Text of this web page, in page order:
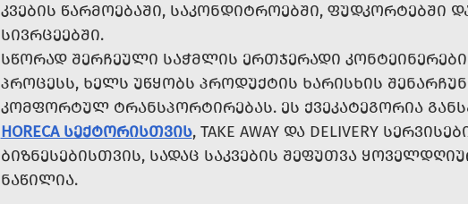
ᲙᲕᲔᲑᲘᲡ ᲬᲐᲠᲛᲝᲔᲑᲐᲨᲘ, ᲡᲐᲙᲝᲜᲓᲘᲢᲠᲝᲔᲑᲨᲘ, ᲤᲣᲓᲙᲝᲠᲢᲔᲑᲨᲘ
ᲡᲘᲕᲠᲪᲔᲔᲑᲨᲘ.
ᲡᲬᲝᲠᲐᲓ ᲨᲔᲠᲩᲔᲣᲚᲘ ᲡᲐᲭᲛᲚᲘᲡ ᲔᲠᲗᲯᲔᲠᲐᲓᲘ
ᲞᲠᲝᲪᲔᲡᲡ, ᲮᲔᲚᲡ ᲣᲬᲧᲝᲑᲡ ᲞᲠᲝᲓᲣᲥᲢᲘᲡ ᲮᲐᲠᲘᲡᲮᲘᲡ
ᲙᲝᲛᲤᲝᲠᲢᲣᲚ ᲢᲠᲐᲜᲡᲞᲝᲠᲢᲘᲠᲔᲑᲐᲡ. ᲔᲡ ᲥᲕᲔᲙᲐᲢᲔᲒᲝᲠᲘᲐ
HORECA ᲡᲔᲥᲢᲝᲠᲘᲡᲗᲕᲘᲡ, TAKE AWAY ᲓᲐ DELIVERY
ᲑᲘᲖᲜᲔᲡᲔᲑᲘᲡᲗᲕᲘᲡ, ᲡᲐᲓᲐᲪ ᲡᲐᲙᲕᲔᲑᲘᲡ ᲨᲔᲤᲣᲗᲕᲐ
ᲜᲐᲬᲘᲚᲘᲐ.